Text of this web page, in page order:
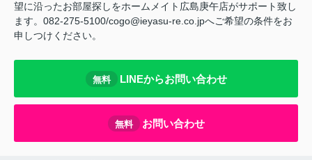
望に沿ったお部屋探しをホームメイト広島庚午店がサポート致し
ます。082-275-5100/cogo@ieyasu-re.co.jpへご希望の条件をお
申しつけください。
無料 LINEからお問い合わせ
無料 お問い合わせ